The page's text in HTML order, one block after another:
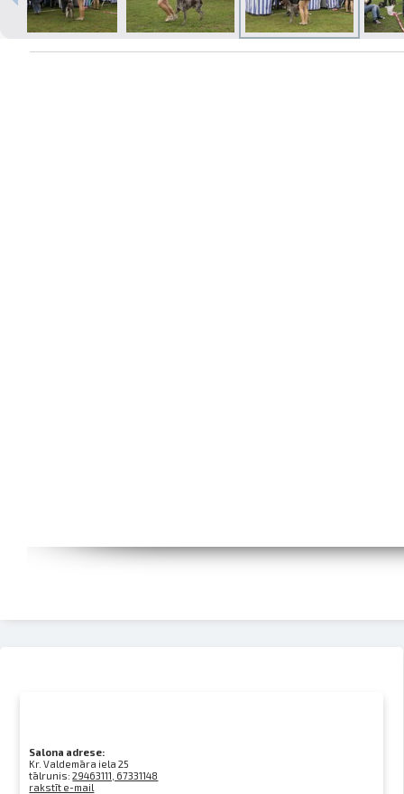
Izdrukas 1h laikā Rīgā – pasūtiet
Salona adrese:
Kr. Valdemāra iela 25
tālrunis:29463111, 67331148
rakstīt e-mail